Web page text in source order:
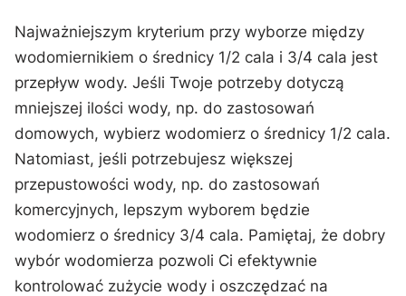
Najważniejszym kryterium przy wyborze między
wodomiernikiem o⁣ średnicy 1/2 cala⁣ i 3/4 cala jest‌
przepływ wody. Jeśli Twoje​ potrzeby dotyczą
mniejszej ilości wody, np. do zastosowań
domowych, wybierz wodomierz ⁤o średnicy 1/2 cala.
Natomiast, jeśli potrzebujesz większej
przepustowości wody, np. do zastosowań
komercyjnych, lepszym wyborem będzie⁣
wodomierz o średnicy 3/4 cala. Pamiętaj, że dobry
wybór wodomierza pozwoli Ci efektywnie
kontrolować zużycie wody i oszczędzać na